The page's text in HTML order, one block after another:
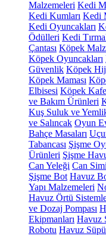
Malzemeleri Kedi
Kedi Kumları Kedi
Kedi Oyuncakları
Ödülleri Kedi
Çantası Köpek
Köpek Oyuncakları
Güvenlik Köpek
Köpek Maması
Elbisesi Köpek
ve Bakım Ürünleri
Kuş Suluk ve
ve Salıncak Oyun
Bahçe Masaları
Tabancası Şişme
Ürünleri Şişme
Can Yeleği Can
Şişme Bot Havuz
Yapı Malzemeleri
Havuz Örtü
ve Dozaj Pompası
Ekipmanları Havuz
Robotu Havuz